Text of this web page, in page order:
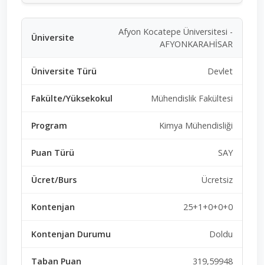
Afyon Kocatepe Üniversitesi -
AFYONKARAHİSAR
Devlet
Mühendislik Fakültesi
Kimya Mühendisliği
SAY
Ücretsiz
25+1+0+0+0
Doldu
319,59948